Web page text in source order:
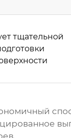
тщательной